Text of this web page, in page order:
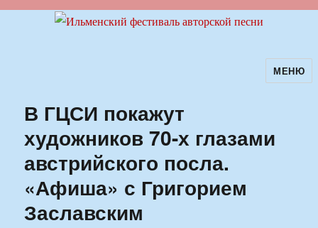
Ильменский фестиваль авторскойМЕНЮ
В ГЦСИ покажут
художников 70-х глазами
австрийского посла.
«Афиша» с Григорием
Заславским